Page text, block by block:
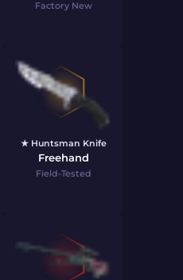
Factory New
★ Huntsman Knife
Freehand
Field-Tested